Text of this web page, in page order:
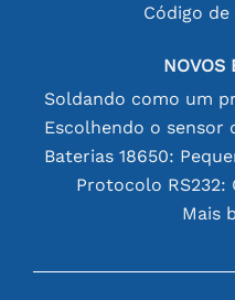
Código
NOVOS
Protocolo RS232:
Mais